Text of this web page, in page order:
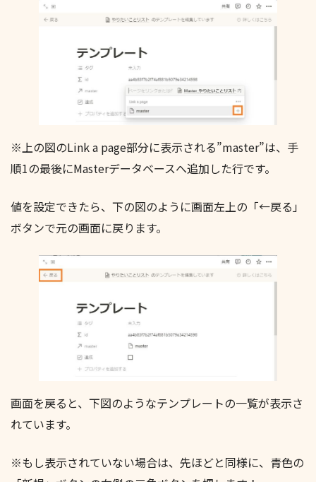
※上の図のLink a page部分に表示される”master”は、手
順1の最後にMasterデータベースへ追加した行です。
値を設定できたら、下の図のように画面左上の「←戻る」
ボタンで元の画面に戻ります。
画面を戻ると、下図のようなテンプレートの一覧が表示さ
れています。
※もし表示されていない場合は、先ほどと同様に、青色の